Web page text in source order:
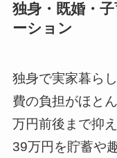
--
独身・既婚・
ーション
独身で実家暮ら
費の負担がほと
万円前後まで抑
39万円を貯蓄や